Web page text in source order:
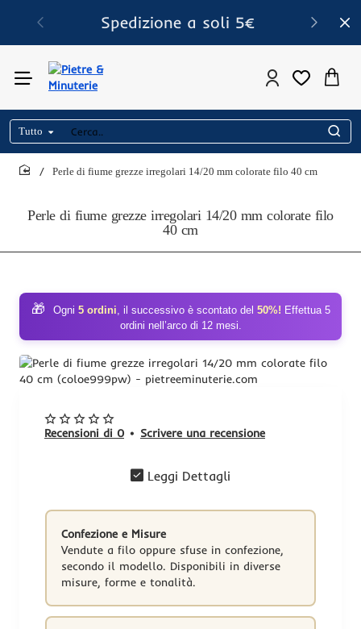
Spedizione a soli 5€
Tutto
Cerca..
Perle di fiume grezze irregolari 14/20 mm colorate filo
40 cm
Perle di fiume grezze irregolari 14/20 mm colorate filo 40 cm
🎁 Ogni 5 ordini, il successivo è scontato del 50%! Effettua 5
ordini nell’arco di 12 mesi.
Leggi Dettagli
Confezione e Misure
Vendute a filo oppure sfuse in confezione,
secondo il modello. Disponibili in diverse
misure, forme e tonalità.
Recensioni di 0 • Scrivere una recensione